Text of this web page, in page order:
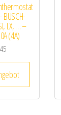
BUSCH-
LX, … –
(4A)